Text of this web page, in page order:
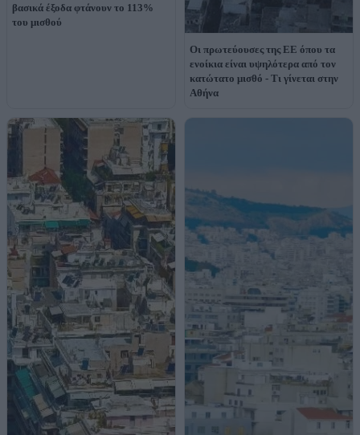
βασικά έξοδα φτάνουν το 113%
του μισθού
Οι πρωτεύουσες της ΕΕ όπου τα
ενοίκια είναι υψηλότερα από τον
κατώτατο μισθό - Τι γίνεται στην
Αθήνα